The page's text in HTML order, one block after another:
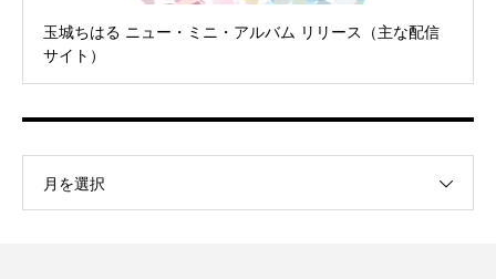
玉城ちはる ニュー・ミニ・アルバム リリース（主な配信
サイト）
月を選択